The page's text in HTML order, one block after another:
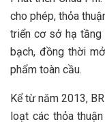
cho phép, thỏa
triển cơ sở hạ tầng
bạch, đồng thời
phẩm toàn cầu.
Kể từ năm 2013,
loạt các thỏa